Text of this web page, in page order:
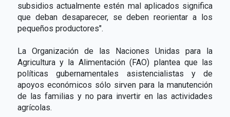
subsidios actualmente estén mal aplicados significa
que deban desaparecer, se deben reorientar a los
pequeños productores".
La Organización de las Naciones Unidas para la
Agricultura y la Alimentación (FAO) plantea que las
políticas gubernamentales asistencialistas y de
apoyos económicos sólo sirven para la manutención
de las familias y no para invertir en las actividades
agrícolas.